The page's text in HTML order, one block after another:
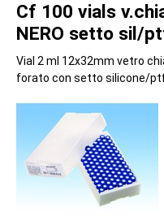
Cf 100 vials
NERO setto sil/
Vial 2 ml 12x32mm vetro
forato con setto silicone/